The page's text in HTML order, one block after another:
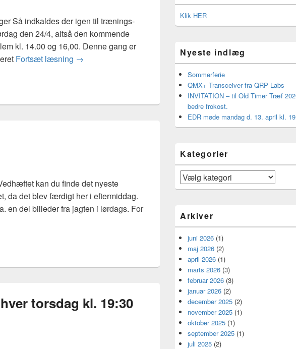
Så indkaldes der igen til trænings-
den 24/4, altså den kommende
kl. 14.00 og 16,00. Denne gang er
Fortsæt læsning Invitation til rævejagt lørdag den 24/4-21 kl. 14 -16
→
kan du finde det nyeste
da det blev færdigt her i eftermiddag.
en del billeder fra jagten i lørdags. For
torsdag kl. 19:30
Klik HER
Nyeste indlæg
Sommerferie
QMX+ Transceiver fra QRP Labs
INVITATION – til Old Timer Træf
bedre frokost.
EDR møde mandag d. 13. april kl.
Kategorier
Kategorier
Arkiver
juni 2026 (1)
maj 2026 (2)
april 2026 (1)
marts 2026 (3)
februar 2026 (3)
januar 2026 (2)
december 2025 (2)
november 2025 (1)
oktober 2025 (1)
september 2025 (1)
juli 2025 (2)